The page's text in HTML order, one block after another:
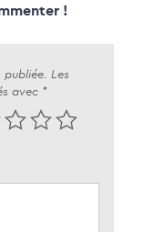
!
Les
avec *